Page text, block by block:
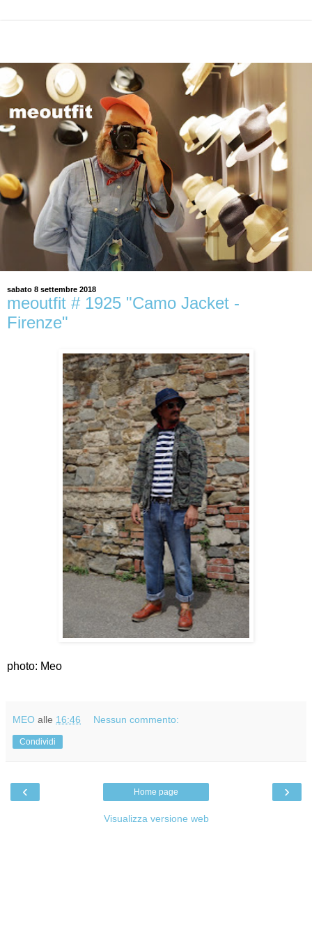
sabato 8 settembre 2018
meoutfit # 1925 "Camo Jacket -
Firenze"
photo: Meo
MEO alle 16:46 Nessun commento:
Condividi
‹ ›
Home page
Visualizza versione web